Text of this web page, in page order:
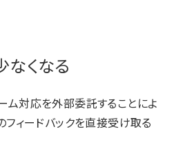
くなる
ム対応を外部委託することによ
フィードバックを直接受け取る